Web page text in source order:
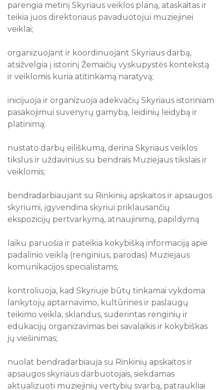
parengia metinį Skyriaus veiklos planą, ataskaitas ir
teikia juos direktoriaus pavaduotojui muziejinei
veiklai;
organizuojant ir koordinuojant Skyriaus darbą,
atsižvelgia į istorinį Žemaičių vyskupystės kontekstą
ir veiklomis kuria atitinkamą naratyvą;
inicijuoja ir organizuoja adekvačių Skyriaus istoriniam
pasakojimui suvenyrų gamybą, leidinių leidybą ir
platinimą;
nustato darbų eiliškumą, derina Skyriaus veiklos
tikslus ir uždavinius su bendrais Muziejaus tikslais ir
veiklomis;
bendradarbiaujant su Rinkinių apskaitos ir apsaugos
skyriumi, įgyvendina skyriui priklausančių
ekspozicijų pertvarkymą, atnaujinimą, papildymą
laiku paruošia ir pateikia kokybišką informaciją apie
padalinio veiklą (renginius, parodas) Muziejaus
komunikacijos specialistams;
kontroliuoja, kad Skyriuje būtų tinkamai vykdoma
lankytojų aptarnavimo, kultūrinės ir paslaugų
teikimo veikla, sklandus, suderintas renginių ir
edukacijų organizavimas bei savalaikis ir kokybiškas
jų viešinimas;
nuolat bendradarbiauja su Rinkinių apskaitos ir
apsaugos skyriaus darbuotojais, siekdamas
aktualizuoti muziejinių vertybių svarbą, patraukliai